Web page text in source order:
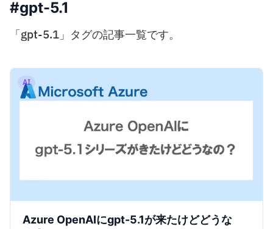
#gpt-5.1
「gpt-5.1」タグの記事一覧です。
AI
Azure OpenAIにgpt-5.1が来たけどどうな